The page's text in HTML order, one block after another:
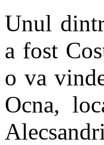
Unul
a fost
o va
Ocna,